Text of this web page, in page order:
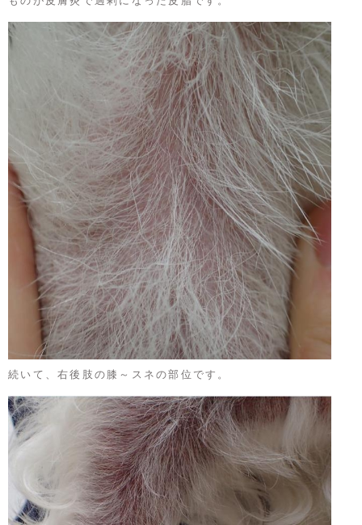
続いて、右後肢の膝～スネの部位です。